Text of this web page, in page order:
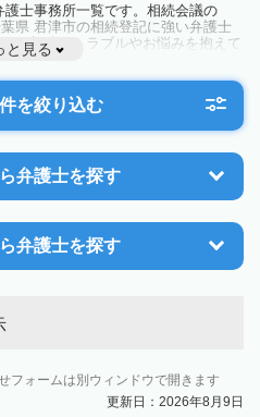
士事務所一覧です。相続会議の
県 君津市の相続登記に強い弁護士
。相続のトラブルやお悩みを抱えて
てみましょう。
と見る
を絞り込む
弁護士を探す
弁護士を探す
フォームは別ウィンドウで開きます
更新日：2026年8月9日